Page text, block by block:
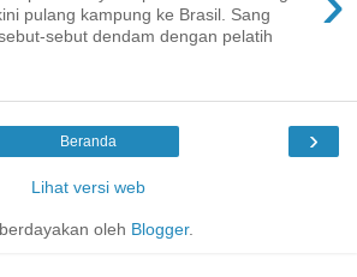
pulang kampung ke Brasil. Sang
sebut dendam dengan pelatih
›
Beranda
Lihat versi web
oleh Blogger.